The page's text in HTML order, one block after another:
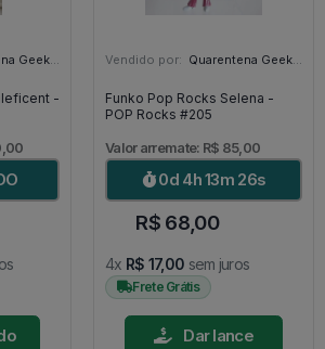
Store - SP
-
Vendido por: Quarentena Geek Store - SP
Funko Pop Rocks Selena -
POP Rocks #205
Valor arremate: R$ 85,00
0d 4h 13m 25s
R$ 68,00
4x R$ 17,00 sem juros
Frete Grátis
Dar lance